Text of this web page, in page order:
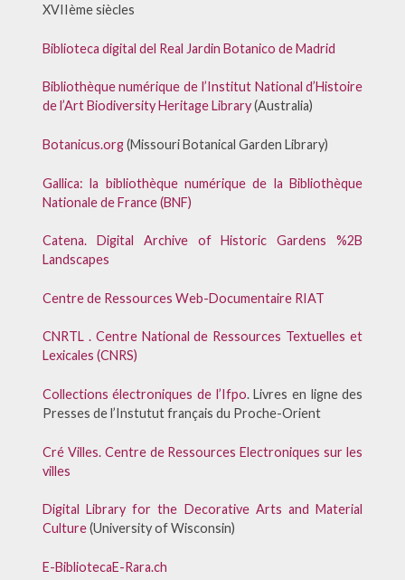
XVIIème siècles
Biblioteca digital del Real Jardin Botanico de Madrid
Bibliothèque numérique de l’Institut National d’Histoire
de l’Art Biodiversity Heritage Library(Australia)
Botanicus.org(Missouri Botanical Garden Library)
Gallica: la bibliothèque numérique de la Bibliothèque
Nationale de France (BNF)
Catena. Digital Archive of Historic Gardens %2B
Landscapes
Centre de Ressources Web-Documentaire RIAT
CNRTL . Centre National de Ressources Textuelles et
Lexicales (CNRS)
Collections électroniques de l’Ifpo. Livres en ligne des
Presses de l’Instutut français du Proche-Orient
Cré Villes. Centre de Ressources Electroniques sur les
villes
Digital Library for the Decorative Arts and Material
Culture(University of Wisconsin)
E-BibliotecaE-Rara.ch